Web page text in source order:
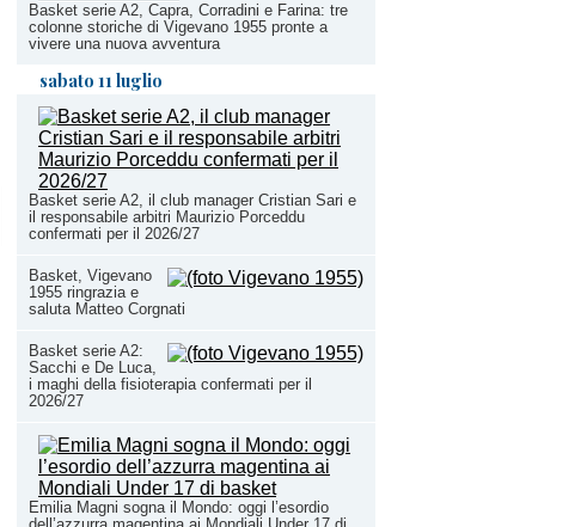
Basket serie A2, Capra, Corradini e Farina: tre
colonne storiche di Vigevano 1955 pronte a
vivere una nuova avventura
sabato 11 luglio
Basket serie A2, il club manager Cristian Sari e
il responsabile arbitri Maurizio Porceddu
confermati per il 2026/27
Basket, Vigevano
1955 ringrazia e
saluta Matteo Corgnati
Basket serie A2:
Sacchi e De Luca,
i maghi della fisioterapia confermati per il
2026/27
Emilia Magni sogna il Mondo: oggi l’esordio